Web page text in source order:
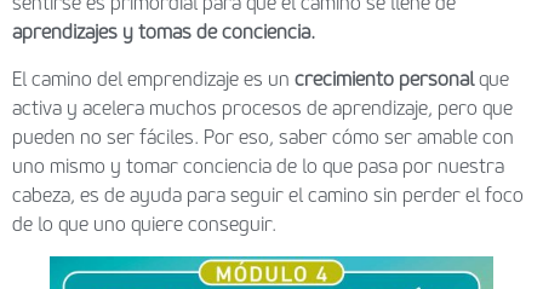
aprendizajes y tomas de conciencia.
El camino del emprendizaje es un crecimiento personalque
activa y acelera muchos procesos de aprendizaje, pero que
pueden no ser fáciles. Por eso, saber cómo ser amable con
uno mismo y tomar conciencia de lo que pasa por nuestra
cabeza, es de ayuda para seguir el camino sin perder el foco
de lo que uno quiere conseguir.